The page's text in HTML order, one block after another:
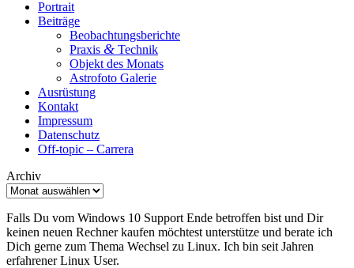
Portrait
Beiträge
Beobachtungsberichte
Praxis & Technik
Objekt des Monats
Astrofoto Galerie
Ausrüstung
Kontakt
Impressum
Datenschutz
Off-topic – Carrera
Archiv
Falls Du vom Windows 10 Support Ende betroffen bist und Dir
keinen neuen Rechner kaufen möchtest unterstütze und berate ich
Dich gerne zum Thema Wechsel zu Linux. Ich bin seit Jahren
erfahrener Linux User.